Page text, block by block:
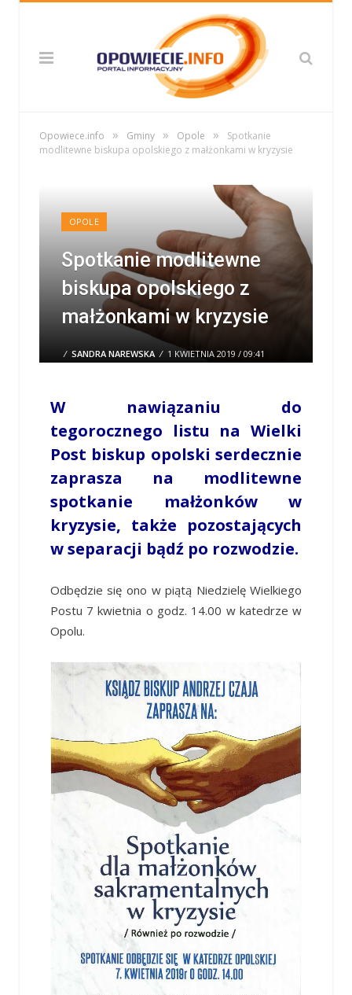
Opowiece.info » Gminy » Opole »
Spotkanie
modlitewne biskupa opolskiego z małżonkami w kryzysie
OPOLE
Spotkanie modlitewne
biskupa opolskiego z
małżonkami w kryzysie
/ SANDRA NAREWSKA / 1 KWIETNIA 2019 / 09:41
0 COMMENTS
W nawiązaniu do
tegorocznego listu na Wielki
Post biskup opolski serdecznie
zaprasza na modlitewne
spotkanie małżonków w
kryzysie, także pozostających
w separacji bądź po rozwodzie.
Odbędzie się ono w piątą Niedzielę Wielkiego
Postu 7 kwietnia o godz. 14.00 w katedrze w
Opolu.